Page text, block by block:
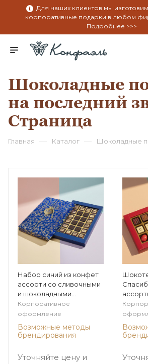
Для наших клиентов мы
корпоративные подарки в любом
Подробнее >>>
Шоколадные
на последний
Страница
Главная — Каталог — Шоколадные
Набор синий из конфет
ассорти со сливочными
и шоколадными
начинками
поздравление 24
Корпоративное
оформление
Возможные методы
брендирования
Уточняйте цену и